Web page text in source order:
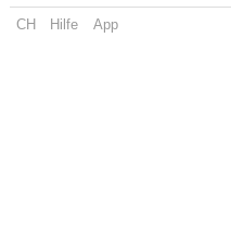
CH Hilfe App